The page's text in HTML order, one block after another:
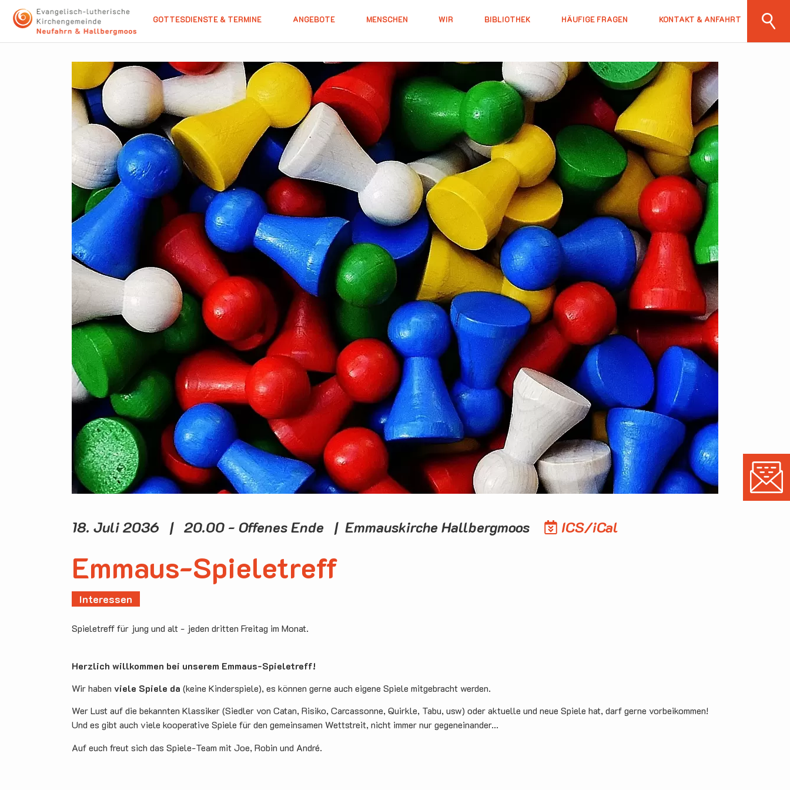
GOTTESDIENSTE & TERMINE ANGEBOTE MENSCHEN WIR BIBLIOTHEK HÄUFIGE FRAGEN KONTAKT & ANFAHRT
18. Juli 2036 | 20.00 - Offenes Ende | Emmauskirche Hallbergmoos ICS/iCal
Emmaus-Spieletreff
Interessen
Spieletreff für jung und alt - jeden dritten Freitag im Monat.
Herzlich willkommen bei unserem Emmaus-Spieletreff!
Wir haben viele Spiele da (keine Kinderspiele), es können gerne auch eigene Spiele mitgebracht werden.
Wer Lust auf die bekannten Klassiker (Siedler von Catan, Risiko, Carcassonne, Quirkle, Tabu, usw) oder aktuelle und neue Spiele hat, darf gerne vorbeikommen!
Und es gibt auch viele kooperative Spiele für den gemeinsamen Wettstreit, nicht immer nur gegeneinander...
Auf euch freut sich das Spiele-Team mit Joe, Robin und André.